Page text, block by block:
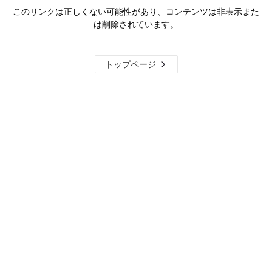
このリンクは正しくない可能性があり、コンテンツは非表示また
は削除されています。
トップページ